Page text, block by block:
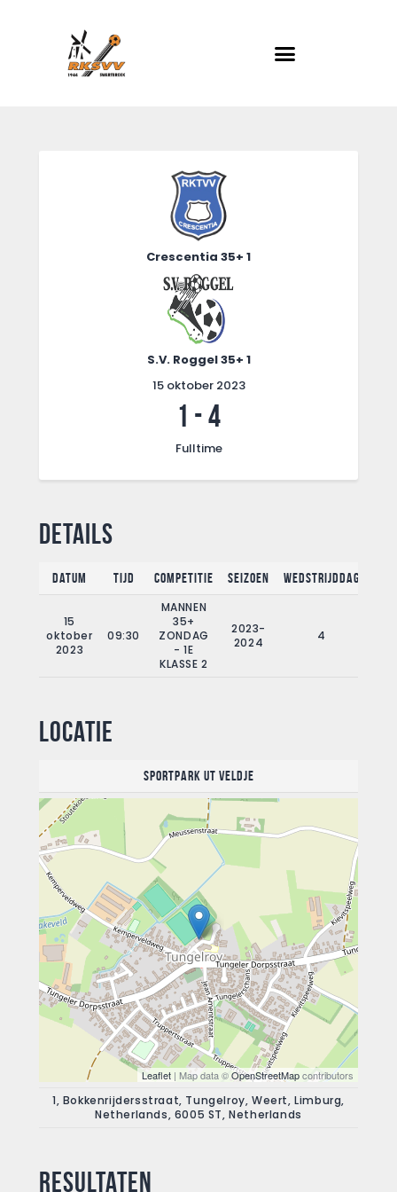
EvenementenCrescentia 35+ 1
S.V. Roggel 35+ 1
15 oktober 2023
1 -4
Fulltime
Details
Datum Tijd Competitie Seizoen Wedstrijddag
15
oktober
2023
09:30
MANNEN
35+
ZONDAG
- 1E
KLASSE 2
2023-
2024
4
Locatie
Sportpark Ut Veldje
Leaflet | Map data ©OpenStreetMapcontributors
1, Bokkenrijdersstraat, Tungelroy, Weert, Limburg,
Netherlands, 6005 ST, Netherlands
Resultaten